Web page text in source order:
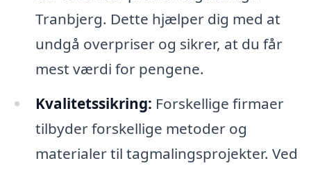
Tranbjerg. Dette hjælper dig med at
undgå overpriser og sikrer, at du får
mest værdi for pengene.
Kvalitetssikring: Forskellige firmaer
tilbyder forskellige metoder og
materialer til tagmalingsprojekter. Ved